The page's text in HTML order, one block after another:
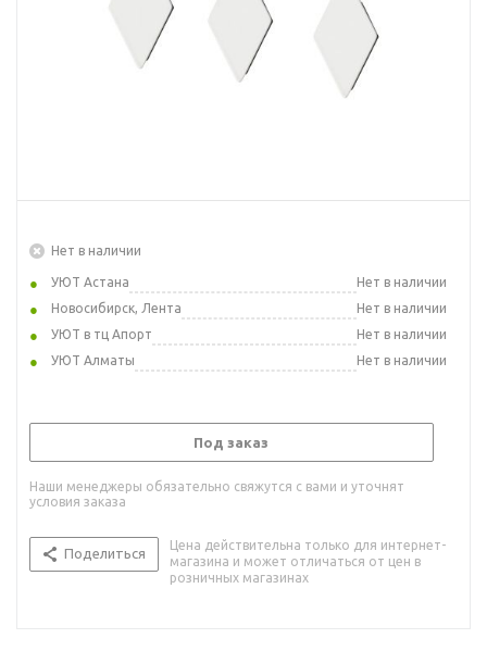
Нет в наличии
УЮТ Астана
Нет в наличии
Новосибирск, Лента
Нет в наличии
УЮТ в тц Апорт
Нет в наличии
УЮТ Алматы
Нет в наличии
Под заказ
Наши менеджеры обязательно свяжутся с вами и уточнят
условия заказа
Поделиться
Цена действительна только для интернет-
магазина и может отличаться от цен в
розничных магазинах